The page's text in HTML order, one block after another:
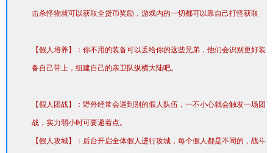
击杀怪物就可以获取全货币奖励，游戏内的一切都可以靠自己打怪获取
【假人培养】：你不用的装备可以丢给你的这些兄弟，他们会识别更好装
备自己带上，组建自己的亲卫队纵横大陆吧。
【假人团战】：野外经常会遇到别的假人队伍，一不小心就会触发一场团
战，实力弱小时可要避着点。
【假人攻城】：后台开启全体假人进行攻城，每个假人都是不同的，战斗